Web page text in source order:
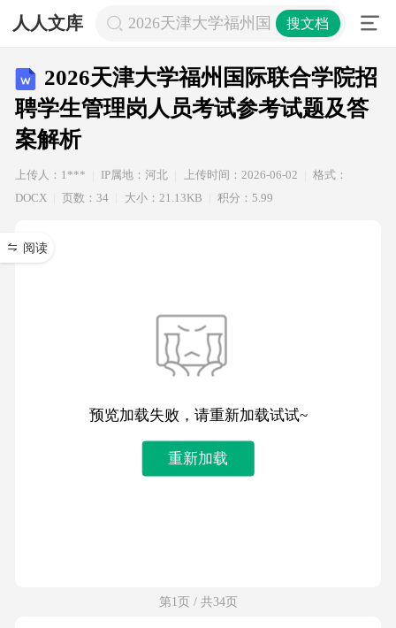
人人文库 2026天津大学福州国际联合学院招聘
搜文档
2026天津大学福州国际联合学院招
聘学生管理岗人员考试参考试题及答
案解析
上传人：1*** IP属地：河北 上传时间：2026-06-02
格式：
DOCX
页数：34 大小：21.13KB 积分：5.99
阅读
预览加载失败，请重新加载试试~
重新加载
第1页 / 共34页